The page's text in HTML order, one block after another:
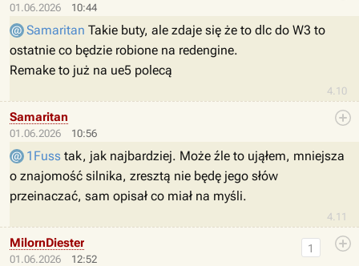
01.06.2026 10:44
4.10
Samaritan Takie buty, ale zdaje się że to dlc do W3 to
ostatnie co będzie robione na redengine.
Remake to już na ue5 polecą
01.06.2026 10:56
4.11
Samaritan
1Fuss tak, jak najbardziej. Może źle to ująłem, mniejsza
o znajomość silnika, zresztą nie będę jego słów
przeinaczać, sam opisał co miał na myśli.
01.06.2026 12:52
1
MilornDiester